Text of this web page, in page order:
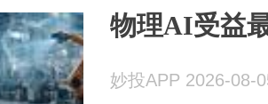
物理AI受益
妙投APP 2026-08-